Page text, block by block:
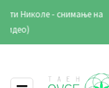
Кирил Лазаров: „Со 40
клубот и